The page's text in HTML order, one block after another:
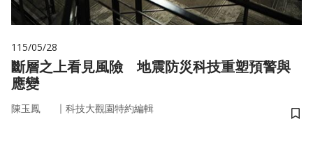
115/05/28
斷層之上看見風險 地震防災科技重塑預警與
應變
陳玉鳳 ｜ 科技大觀園特約編輯
儲